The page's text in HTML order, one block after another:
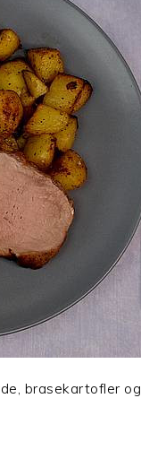
brasekartofler og